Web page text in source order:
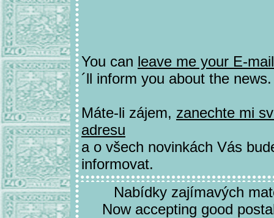
You can leave me your E-
´ll inform you about the news.
Máte-li zájem, zanechte mi
adresu
a o všech novinkách Vás
informovat.
Nabídky zajímavých
Now accepting good